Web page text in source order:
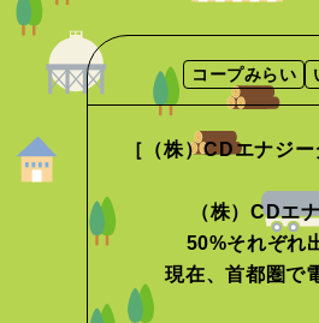
コープみらい
［（株）CDエナジ
（株）CDエ
50%それぞれ
現在、首都圏で